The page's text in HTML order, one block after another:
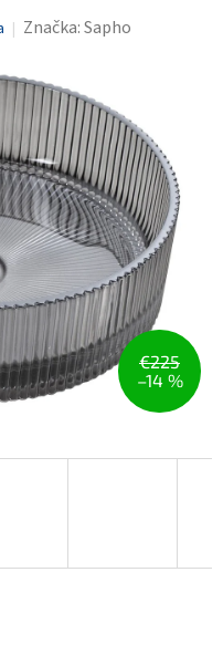
Značka:Sapho
€225
–14 %